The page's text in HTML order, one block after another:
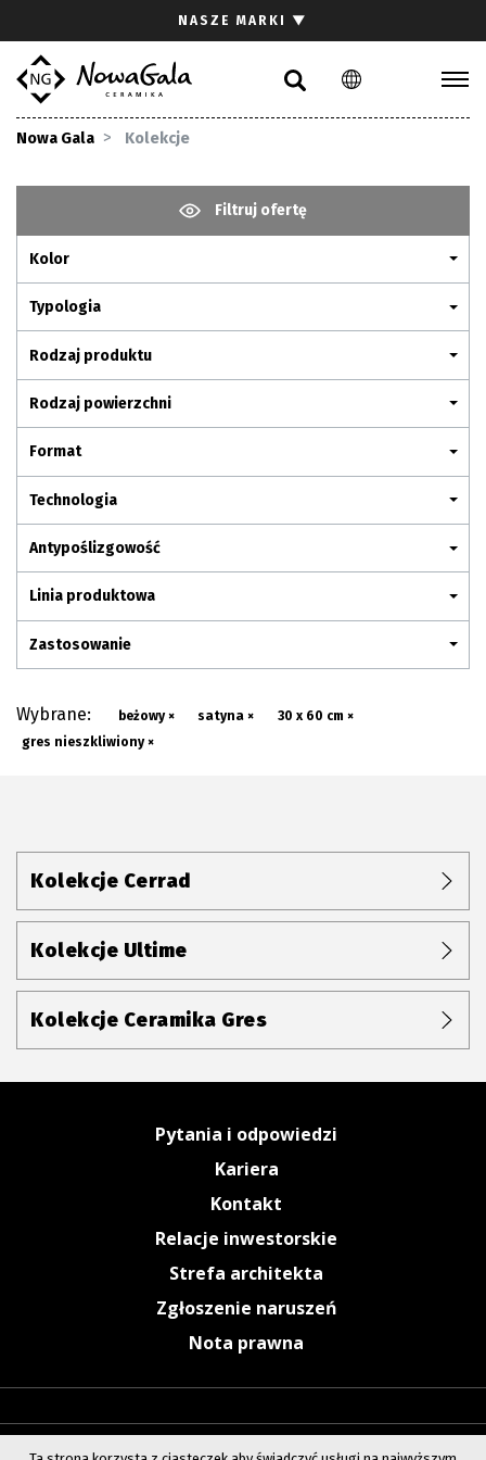
PL EN
NASZE MARKI ▼
Nowa Gala Kolekcje
Filtruj ofertę
Kolor
Typologia
Rodzaj produktu
Rodzaj powierzchni
Format
Technologia
Antypoślizgowość
Linia produktowa
Zastosowanie
Wybrane: beżowy × satyna ×
30 x 60 cm ×
gres nieszkliwiony ×
Kolekcje Cerrad
Kolekcje Ultime
Kolekcje Ceramika Gres
Pytania i odpowiedzi
Kariera
Kontakt
Relacje inwestorskie
Strefa architekta
Zgłoszenie naruszeń
Nota prawna
Gdzie kupić
Pliki do pobrania
Pytania i odpowiedzi
Kariera
Kontakt
Komunikacja z akcjonariuszami